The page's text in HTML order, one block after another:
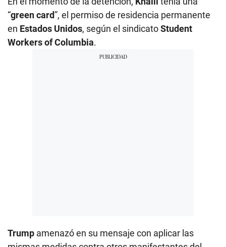
“green card”, el permiso de residencia permanente
en Estados Unidos, según el sindicatoStudent
Workers of Columbia.
Trump amenazó en su mensaje con aplicar las